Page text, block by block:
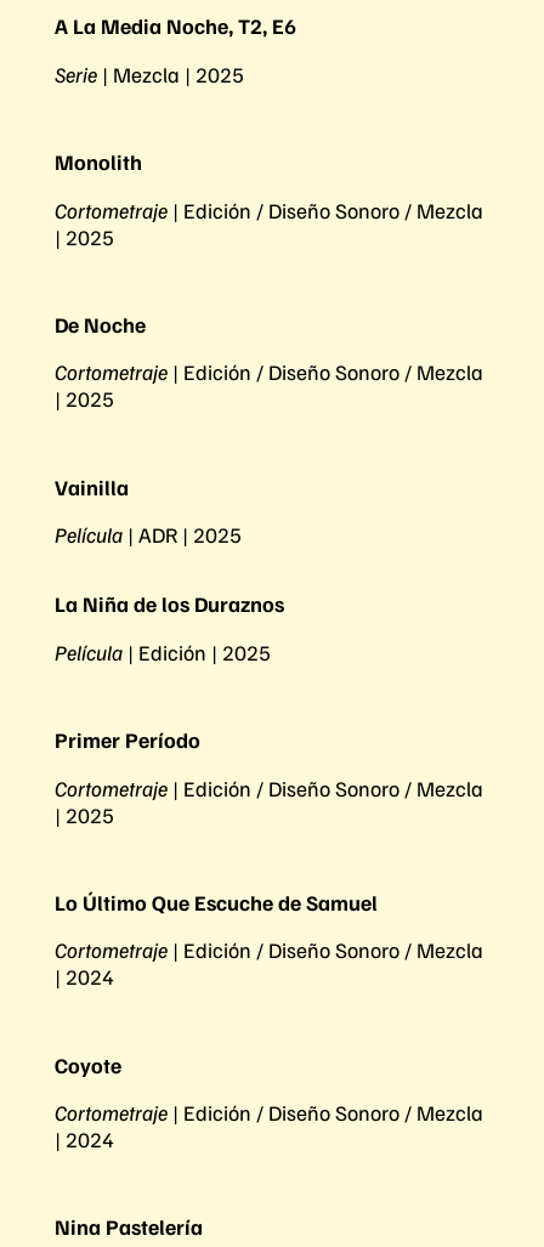
A La Media Noche, T2, E6
Serie | Mezcla | 2025
Monolith
Cortometraje | Edición / Diseño Sonoro / Mezcla
| 2025
De Noche
Cortometraje | Edición / Diseño Sonoro / Mezcla
| 2025
Vainilla
Película | ADR | 2025
La Niña de los Duraznos
Película | Edición | 2025
Primer Período
Cortometraje | Edición / Diseño Sonoro / Mezcla
| 2025
Lo Último Que Escuche de Samuel
Cortometraje | Edición / Diseño Sonoro / Mezcla
| 2024
Coyote
Cortometraje | Edición / Diseño Sonoro / Mezcla
| 2024
Nina Pastelería